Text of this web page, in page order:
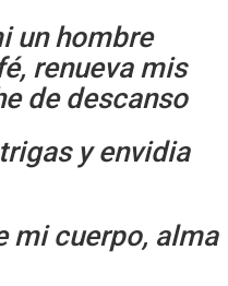
un hombre
renueva mis
de descanso
y envidia
mi cuerpo, alma